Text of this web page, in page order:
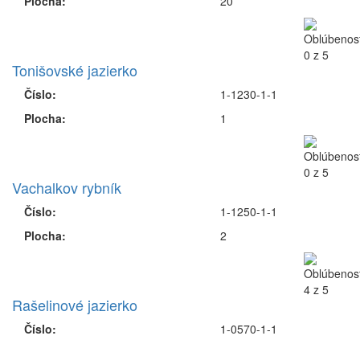
Tonišovské jazierko
Číslo:
Plocha:
1-1230-1-1
1
Vachalkov rybník
Číslo:
Plocha:
1-1250-1-1
2
Rašelinové jazierko
Číslo:
1-0570-1-1